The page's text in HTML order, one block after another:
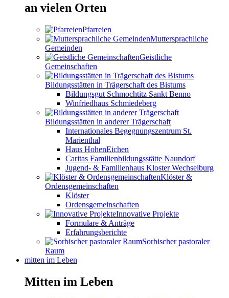
an vielen Orten
Pfarreien
Muttersprachliche
Gemeinden
Geistliche
Gemeinschaften
Bildungsstätten in Trägerschaft des Bistums
Bildungsgut Schmochtitz Sankt Benno
Winfriedhaus Schmiedeberg
Bildungsstätten in anderer Trägerschaft
Internationales Begegnungszentrum St.
Marienthal
Haus HohenEichen
Caritas Familienbildungsstätte Naundorf
Jugend- & Familienhaus Kloster Wechselburg
Klöster &
Ordensgemeinschaften
Klöster
Ordensgemeinschaften
Innovative Projekte
Formulare & Anträge
Erfahrungsberichte
Sorbischer pastoraler
Raum
mitten im Leben
Mitten im Leben